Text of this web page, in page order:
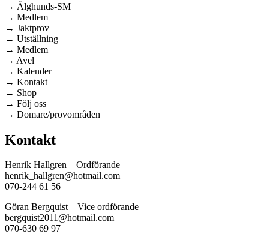
→ Älghunds-SM
→ Medlem
→ Jaktprov
→ Utställning
→ Medlem
→ Avel
→ Kalender
→ Kontakt
→ Shop
→ Följ oss
→ Domare/provområden
Kontakt
Henrik Hallgren – Ordförande
henrik_hallgren@hotmail.com
070-244 61 56
Göran Bergquist – Vice ordförande
bergquist2011@hotmail.com
070-630 69 97